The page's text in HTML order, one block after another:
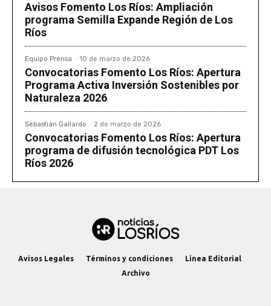
Avisos Fomento Los Ríos: Ampliación
programa Semilla Expande Región de Los
Ríos
Equipo Prensa - 10 de marzo de 2026
Convocatorias Fomento Los Ríos: Apertura
Programa Activa Inversión Sostenibles por
Naturaleza 2026
Sebastián Gallardo - 2 de marzo de 2026
Convocatorias Fomento Los Ríos: Apertura
programa de difusión tecnológica PDT Los
Ríos 2026
Avisos Legales Términos y condiciones
Línea Editorial
Archivo